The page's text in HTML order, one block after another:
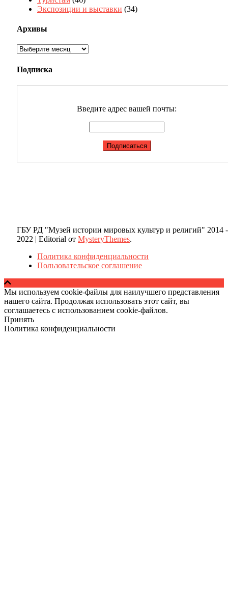
Экспозиции и выставки (34)
Архивы
Архивы
Подписка
Введите адрес вашей почты:
ГБУ РД "Музей истории мировых культур и религий" 2014 -
2022 | Editorial от MysteryThemes.
Политика конфиденциальности
Пользовательское соглашение
Мы используем cookie-файлы для наилучшего представления
нашего сайта. Продолжая использовать этот сайт, вы
соглашаетесь с использованием cookie-файлов.
Принять
Политика конфиденциальности